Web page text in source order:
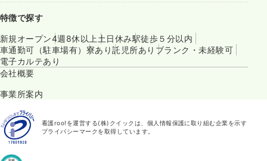
特徴で探す
新規オープン4週8休以上 土日休み駅徒歩５分以内
車通勤可（駐車場有） 寮あり託児所あり ブランク・未経験可
電子カルテあり
会社概要
事業所案内
看護roo!を運営する(株)クイックは、個人情報保護に取り組む企業を示す
プライバシーマークを取得しています。